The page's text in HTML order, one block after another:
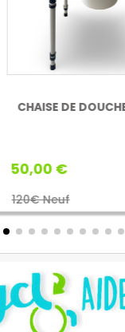
SIÈGE
40,00 €
134 Neuf